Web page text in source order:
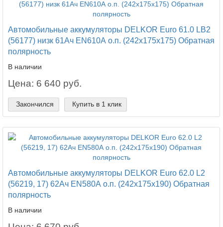
Автомобильные аккумуляторы DELKOR Euro 61.0 LB2
(56177) низк 61Ач EN610А о.п. (242х175х175) Обратная
полярность
В наличии
Цена: 6 640 руб.
Закончился Купить в 1 клик
Автомобильные аккумуляторы DELKOR Euro 62.0 L2
(56219, 17) 62Ач EN580А о.п. (242х175х190) Обратная
полярность
В наличии